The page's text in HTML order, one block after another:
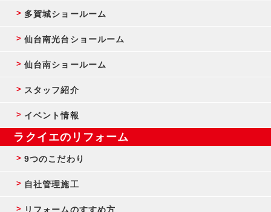
多賀城ショールーム
仙台南光台ショールーム
仙台南ショールーム
スタッフ紹介
イベント情報
ラクイエのリフォーム
9つのこだわり
自社管理施工
リフォームのすすめ方